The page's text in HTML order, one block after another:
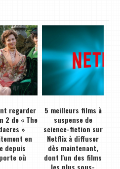
regarder
2 de « The
»
en
depuis
où
5 meilleurs films à
suspense de
science-fiction sur
Netflix à diffuser
dès maintenant,
dont l'un des films